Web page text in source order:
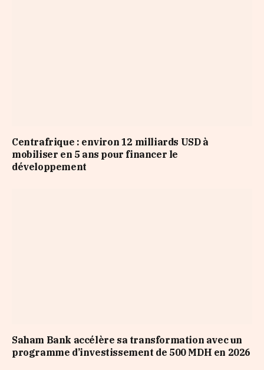
Centrafrique : environ 12 milliards USD à
mobiliser en 5 ans pour financer le
développement
Saham Bank accélère sa transformation avec un
programme d’investissement de 500 MDH en 2026